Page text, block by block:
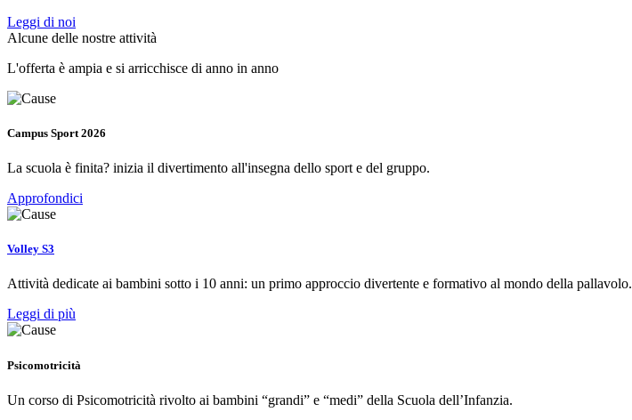
Leggi di noi
Alcune delle nostre attività
L'offerta è ampia e si arricchisce di anno in anno
Campus Sport 2026
La scuola è finita? inizia il divertimento all'insegna dello sport e del gruppo.
Approfondici
Volley S3
Attività dedicate ai bambini sotto i 10 anni: un primo approccio divertente e formativo al mondo della pallavolo.
Leggi di più
Psicomotricità
Un corso di Psicomotricità rivolto ai bambini “grandi” e “medi” della Scuola dell’Infanzia.